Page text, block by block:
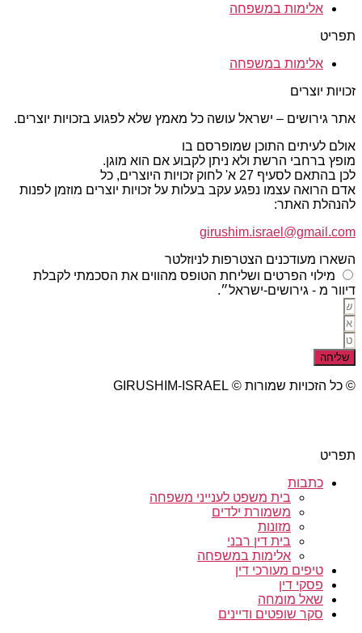
אלימות במשפחה
תפריט
אלימות במשפחה
זכויות יוצרים
אתר גירושים – ישראל עושה כל מאמץ שלא לפגוע בזכויות יוצרים.
אולם לעיתים התוכן שמופרסם בו
מופץ ברחבי הרשת ולא ניתן לקבוע אם הוא מוגן.
לכן בהתאם לסעיף 27 א' לחוק זכויות היוצרים, כל
אדם הרואה עצמו נפגע עקב בעלות על זכויות יוצרים מוזמן לפנות
להנהלת האתר:
girushim.israel@gmail.com
השארו מעודכנים הצטרפות לניוזלטר
מילוי הפרטים ושליחת הטופס מהווים את הסכמתי לקבלת
דיוור מ - גירושים-ישראל״.
שליחה
© כל הזכויות שמורות © GIRUSHIM-ISRAEL
תפריט
כתבות
בית משפט לענייני משפחה
משמורת ילדים
מזונות
בית דין רבני
אלימות במשפחה
טיפים מעורכי דין
פסקי דין
שאל מומחה
סקר שופטים ודיינים